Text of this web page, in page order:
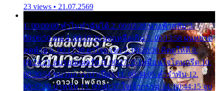
23 views • 21.07.2569
1. 00:00:00 ทำไมทำฉันได้ 2. 00:03:20 นางฟ้าสลัม 3.
00:06:50 คน 4. 00:10:36 บุญเหลือเกิน 5. 00:13:58 ฝนหยาด
สุดท้าย 6. 00:17:30 ยาใจยาจก 7. 00:20:30 คิดดูให้ดี 8.
00:24:21 ลบรอยแผลรัก 9. 00:27:35 เหมือนใจโดนกรีด 10.
00:30:54 ขบวนการเปาเปียว 11. 00:34:05 คำรำพัน 12.
00:37:20 ปาหนัน 13. 00:40:37 ใจเจ้ากรรม 14. 00:44:15 จูบ